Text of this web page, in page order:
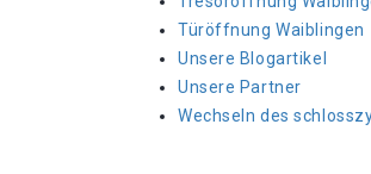
Türöffnung Waiblingen
Unsere Blogartikel
Unsere Partner
Wechseln des